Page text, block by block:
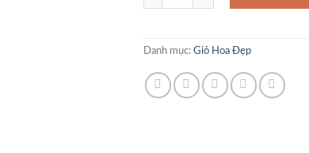
Danh mục: Giỏ Hoa Đẹp